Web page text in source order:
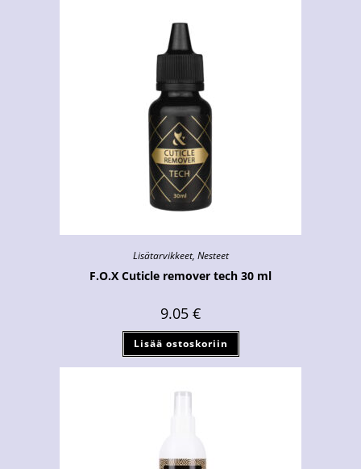
Lisätarvikkeet, Nesteet
F.O.X Cuticle remover tech 30 ml
9.05 €
Lisää ostoskoriin